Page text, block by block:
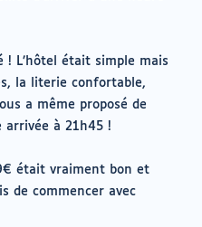
! L’hôtel était simple mais
la literie confortable,
a même proposé de
à 21h45 !
était vraiment bon et
de commencer avec